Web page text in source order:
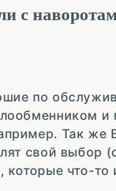
с
по
Так же
свой выбор
которые что-